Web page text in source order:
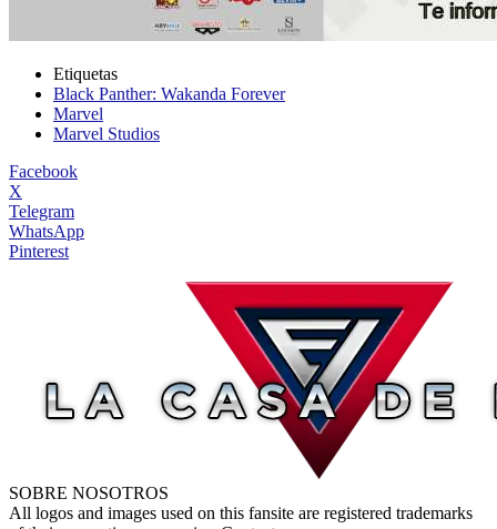
Etiquetas
Black Panther: Wakanda Forever
Marvel
Marvel Studios
Facebook
X
Telegram
WhatsApp
Pinterest
SOBRE NOSOTROS
All logos and images used on this fansite are registered trademarks